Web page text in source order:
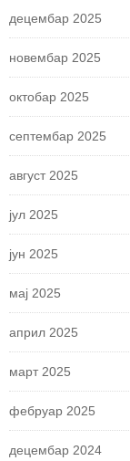
децембар 2025
новембар 2025
октобар 2025
септембар 2025
август 2025
јул 2025
јун 2025
мај 2025
април 2025
март 2025
фебруар 2025
децембар 2024